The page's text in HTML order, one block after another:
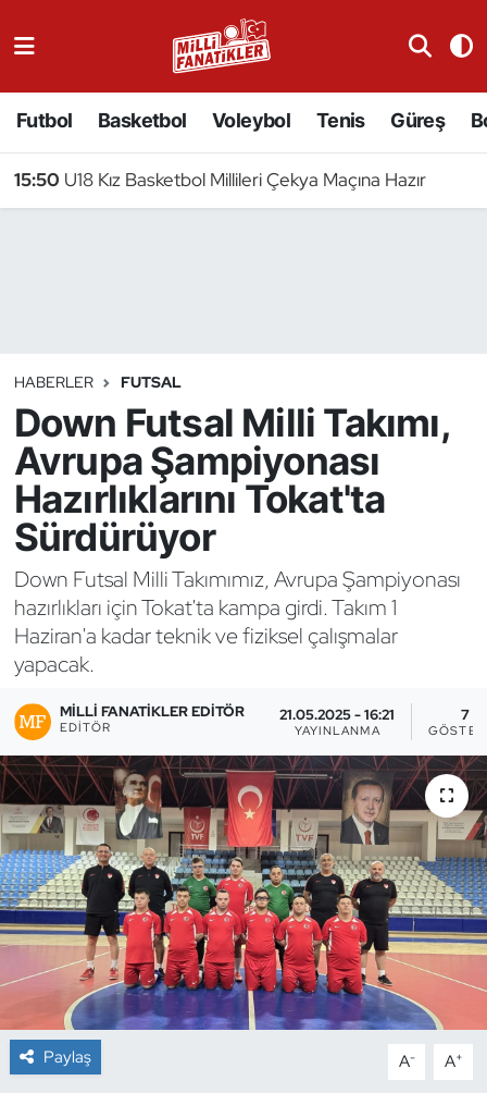
Futbol Basketbol Voleybol Tenis Güreş
15:50 U18 Kız Basketbol Millileri Çekya Maçına Hazır
HABERLER FUTSAL
Down Futsal Milli Takımı,
Avrupa Şampiyonası
Hazırlıklarını Tokat'ta
Sürdürüyor
Down Futsal Milli Takımımız, Avrupa Şampiyonası
hazırlıkları için Tokat'ta kampa girdi. Takım 1
Haziran'a kadar teknik ve fiziksel çalışmalar
yapacak.
MILLI FANATIKLER EDITÖR
EDITÖR
21.05.2025 - 16:21
YAYINLANMA
7
Paylaş A- A+
Badminton
Binicilik
Bisiklet
Bocce Bowling Dart
Boks
Briç
Çim Hokeyi
Cimnastik
Curling
Dağcılık
Dans Sporları
Dövüş Sanatı